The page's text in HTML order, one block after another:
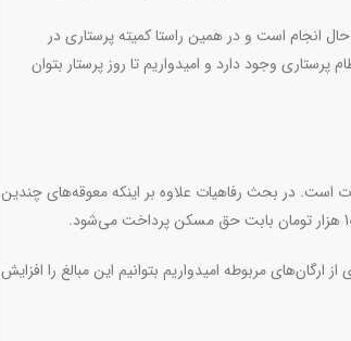
انجام است و در همین راستا کمیته پرستاری در
وجود دارد و امیدواریم تا روز پرستار بتوان
در بحث رفاهیات علاوه بر اینکه معوقه‌های چندین
ارگان‌های مربوطه امیدواریم بتوانیم این مبالغ را افزایش